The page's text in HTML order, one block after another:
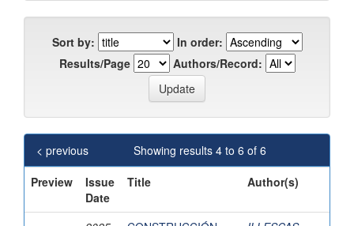
Sort by:
In order:
Results/Page
Authors/Record:
Showing results 4 to 6 of 6
< previous
Preview
Issue
Date
Title Author(s)